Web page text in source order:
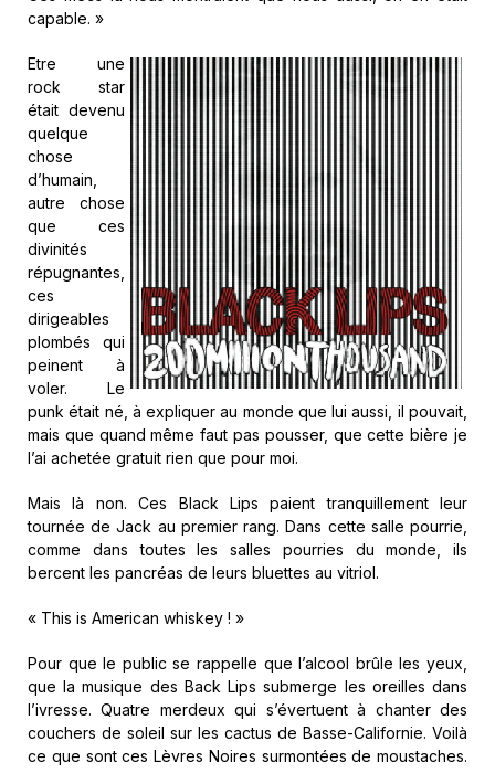
capable. »
Etre une
rock star
était devenu
quelque
chose
d’humain,
autre chose
que ces
divinités
répugnantes,
ces
dirigeables
plombés qui
peinent à
voler. Le
punk était né, à expliquer au monde que lui aussi, il pouvait,
mais que quand même faut pas pousser, que cette bière je
l’ai achetée gratuit rien que pour moi.
Mais là non. Ces Black Lips paient tranquillement leur
tournée de Jack au premier rang. Dans cette salle pourrie,
comme dans toutes les salles pourries du monde, ils
bercent les pancréas de leurs bluettes au vitriol.
« This is American whiskey ! »
Pour que le public se rappelle que l’alcool brûle les yeux,
que la musique des Back Lips submerge les oreilles dans
l’ivresse. Quatre merdeux qui s’évertuent à chanter des
couchers de soleil sur les cactus de Basse-Californie. Voilà
ce que sont ces Lèvres Noires surmontées de moustaches.